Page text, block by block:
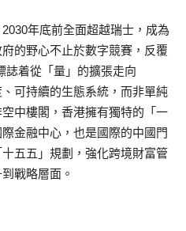
年底前全面超越瑞士，成為
的野心不止於數字競賽，反覆
誌着從「量」的擴張走向
可持續的生態系統，而非單純
中樓閣，香港擁有獨特的「一
金融中心，也是國際的中國門
五五」規劃，強化跨境財富管
戰略層面。